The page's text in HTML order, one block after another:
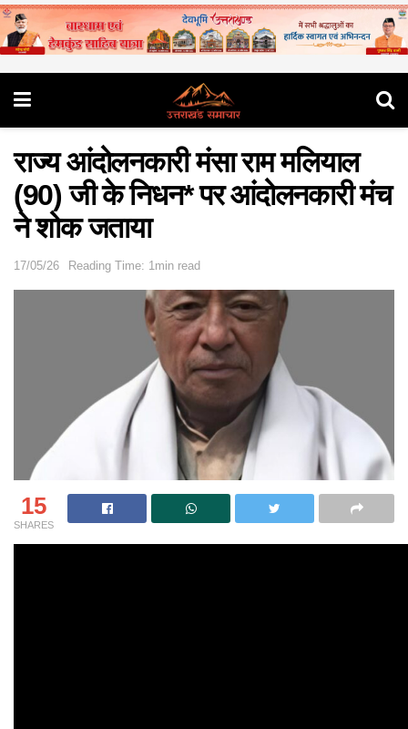
राज्य आंदोलनकारी मंसा राम मलियाल
(90) जी के निधन* पर आंदोलनकारी मंच
ने शोक जताया
17/05/26 Reading Time: 1min read
15
SHARES